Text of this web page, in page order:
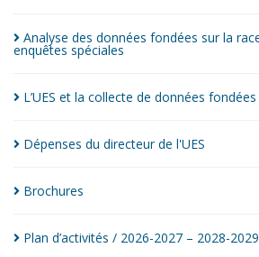
Analyse des données fondées sur la
enquêtes spéciales
L’UES et la collecte de données
Dépenses du directeur de l'UES
Brochures
Plan d’activités / 2026-2027 – 2028-2029